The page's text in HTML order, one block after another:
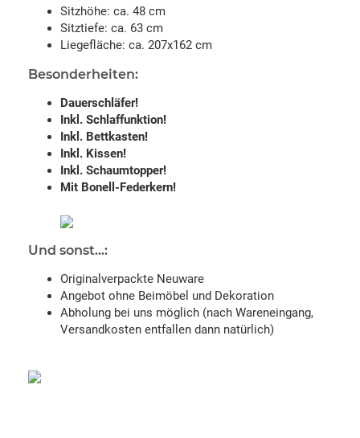
Sitzhöhe: ca. 48 cm
Sitztiefe: ca. 63 cm
Liegefläche: ca. 207x162 cm
Besonderheiten:
Dauerschläfer!
Inkl. Schlaffunktion!
Inkl. Bettkasten!
Inkl. Kissen!
Inkl. Schaumtopper!
Mit Bonell-Federkern!
Und sonst...:
Originalverpackte Neuware
Angebot ohne Beimöbel und Dekoration
Abholung bei uns möglich (nach Wareneingang,
Versandkosten entfallen dann natürlich)